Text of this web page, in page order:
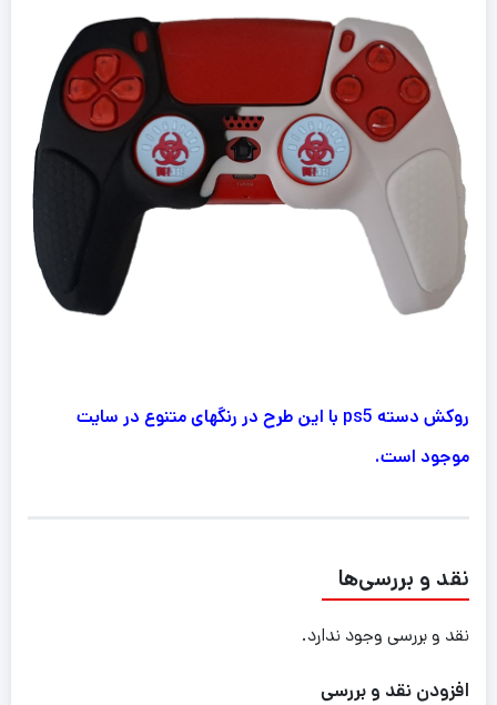
روکش دسته ps5 با این طرح در رنگهای متنوع در سایت
موجود است.
نقد و بررسی‌ها
نقد و بررسی وجود ندارد.
افزودن نقد و بررسی